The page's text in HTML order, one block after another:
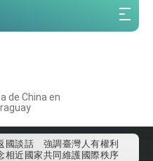
de China en
桑納州設立「駐鳳凰城辦
美交流合作
大會開幕 總統盼分享臺灣
展開創新里程碑
影片「台灣醫療點亮世界」
健康產業展」預告短片，向
球健康的創新能量
國談話 強調臺灣人有權利
近國家共同維護國際秩序